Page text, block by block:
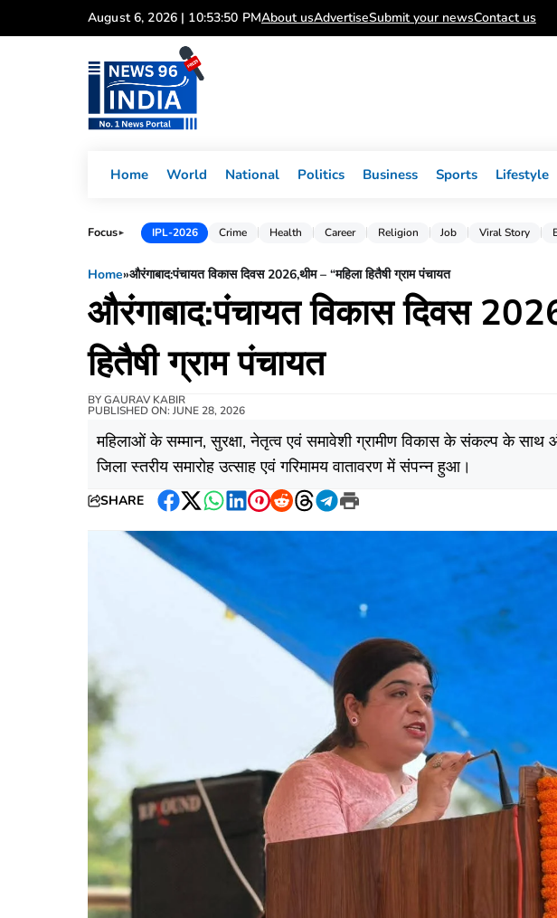
to
August 6, 2026 | 10:53:51 PMAbout usAdvertiseSubmit your newsContact us
Home World National Politics Business Sports Lifestyle
Focus► IPL-2026 Crime Health Career Religion Job Viral Story
Home»औरंगाबाद:पंचायत विकास दिवस 2026,थीम – “महिला हितैषी ग्राम पंचायत
औरंगाबाद:पंचायत विकास दिवस
हितैषी ग्राम पंचायत
BYGAURAV KABIR
PUBLISHED ON: JUNE 28, 2026
महिलाओं के सम्मान, सुरक्षा, नेतृत्व एवं समावेशी ग्रामीण विकास के संकल्प के साथ
जिला स्तरीय समारोह उत्साह एवं गरिमामय वातावरण में संपन्न हुआ।
SHARE
Facebook
Twitter
WhatsApp
LinkedIn
Pinterest
RedditThreads
Telegram
Print